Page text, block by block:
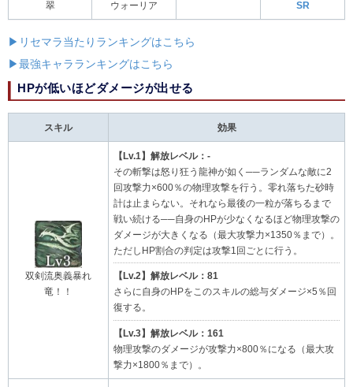
翠 ウォーリア
SR
▶リセマラ当たりランキングはこちら
▶最強キャラランキングはこちら
HPが低いほどダメージが出せる
スキル 効果
双剣流奥義暴れ
竜！！
【Lv.1】解放レベル：-
その斬撃は怒り狂う龍神が如く──ランダムな敵に2
回攻撃力×600％の物理攻撃を行う。零れ落ちた砂時
計は止まらない。それなら最後の一粒が落ちるまで
戦い続ける──自身のHPが少なくなるほど物理攻撃の
ダメージが大きくなる（最大攻撃力×1350％まで）。
ただしHP割合の判定は攻撃1回ごとに行う。
【Lv.2】解放レベル：81
さらに自身のHPをこのスキルの総与ダメージ×5％回
復する。
【Lv.3】解放レベル：161
物理攻撃のダメージが攻撃力×800％になる（最大攻
撃力×1800％まで）。